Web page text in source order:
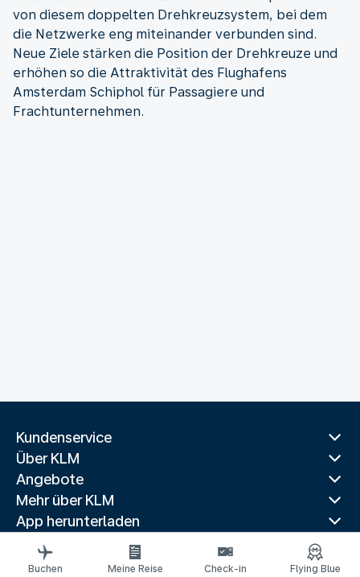
von diesem doppelten Drehkreuzsystem, bei dem
die Netzwerke eng miteinander verbunden sind.
Neue Ziele stärken die Position der Drehkreuze und
erhöhen so die Attraktivität des Flughafens
Amsterdam Schiphol für Passagiere und
Frachtunternehmen.
Kundenservice
Über KLM
Angebote
Mehr über KLM
App herunterladen
Verwandte Websites
Reiseführer
Buchen Meine Reise Check-in Flying Blue